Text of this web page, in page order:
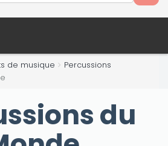
de musique
Percussions
du